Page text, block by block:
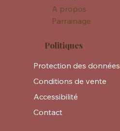
A propos
Parrainage
Politiques
Protection des données
Conditions de vente
Accessibilité
Contact